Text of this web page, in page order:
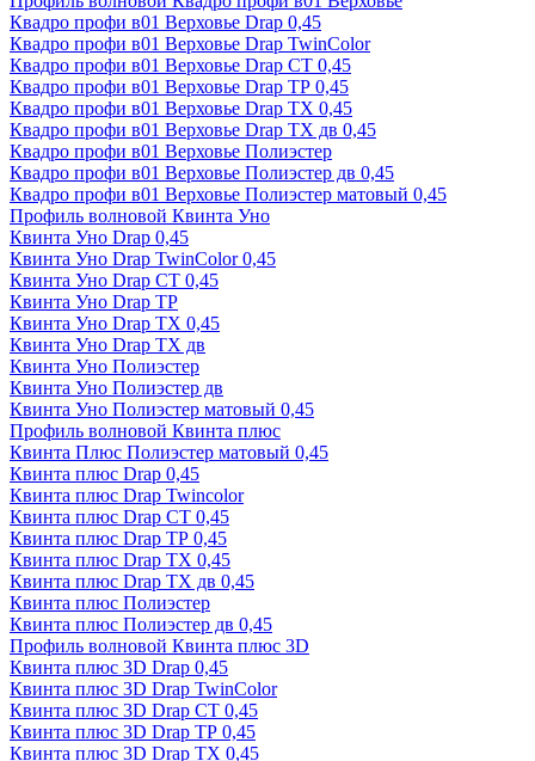
Квадро профи в01 Верховье Drap 0,45
Квадро профи в01 Верховье Drap TwinColor
Квадро профи в01 Верховье Drap СТ 0,45
Квадро профи в01 Верховье Drap ТР 0,45
Квадро профи в01 Верховье Drap ТХ 0,45
Квадро профи в01 Верховье Drap ТХ дв 0,45
Квадро профи в01 Верховье Полиэстер
Квадро профи в01 Верховье Полиэстер дв 0,45
Квадро профи в01 Верховье Полиэстер матовый 0,45
Профиль волновой Квинта Уно
Квинта Уно Drap 0,45
Квинта Уно Drap TwinColor 0,45
Квинта Уно Drap СТ 0,45
Квинта Уно Drap ТР
Квинта Уно Drap ТХ 0,45
Квинта Уно Drap ТХ дв
Квинта Уно Полиэстер
Квинта Уно Полиэстер дв
Квинта Уно Полиэстер матовый 0,45
Профиль волновой Квинта плюс
Квинта Плюс Полиэстер матовый 0,45
Квинта плюс Drap 0,45
Квинта плюс Drap Twincolor
Квинта плюс Drap СТ 0,45
Квинта плюс Drap ТР 0,45
Квинта плюс Drap ТХ 0,45
Квинта плюс Drap ТХ дв 0,45
Квинта плюс Полиэстер
Квинта плюс Полиэстер дв 0,45
Профиль волновой Квинта плюс 3D
Квинта плюс 3D Drap 0,45
Квинта плюс 3D Drap TwinColor
Квинта плюс 3D Drap СТ 0,45
Квинта плюс 3D Drap ТР 0,45
Квинта плюс 3D Drap ТХ 0,45